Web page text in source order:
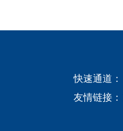
快速通道：
友情链接：